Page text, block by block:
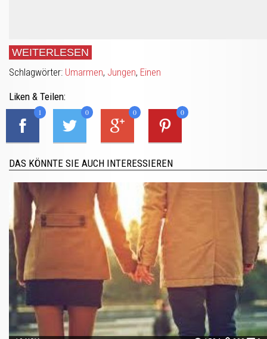
WEITERLESEN
Schlagwörter: Umarmen, Jungen, Einen
Liken & Teilen:
1 0 0 0
DAS KÖNNTE SIE AUCH INTERESSIEREN